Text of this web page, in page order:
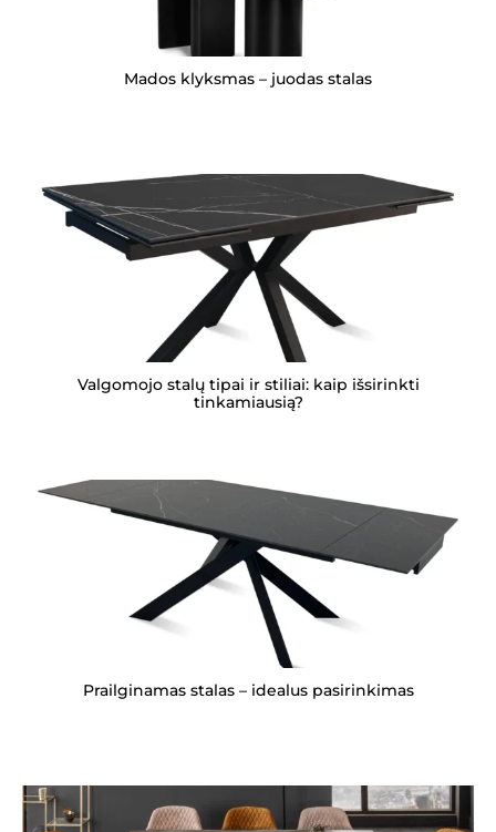
Mados klyksmas – juodas stalas
Valgomojo stalų tipai ir stiliai: kaip išsirinkti
tinkamiausią?
Prailginamas stalas – idealus pasirinkimas